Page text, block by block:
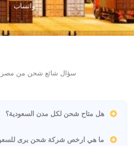
واتساب
سؤال شائع شحن من مصر
هل متاح شحن لكل مدن السعودية؟
ما هي ارخص شركة شحن برى